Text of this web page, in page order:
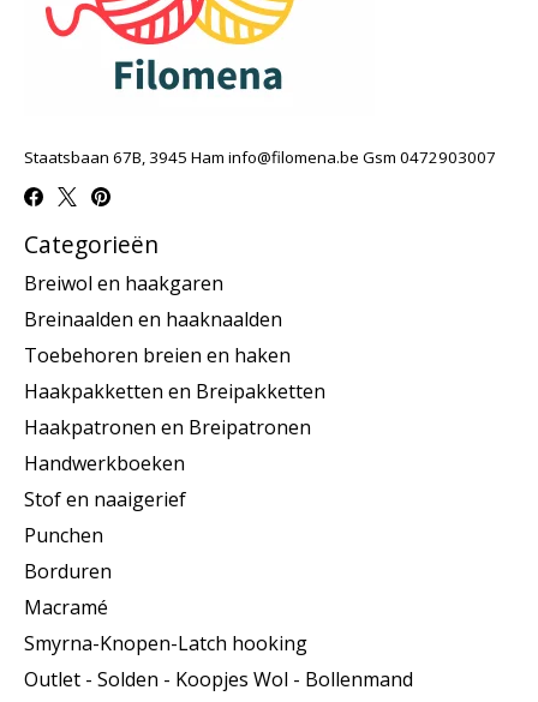
Staatsbaan 67B, 3945 Ham info@filomena.be Gsm 0472903007
Categorieën
Breiwol en haakgaren
Breinaalden en haaknaalden
Toebehoren breien en haken
Haakpakketten en Breipakketten
Haakpatronen en Breipatronen
Handwerkboeken
Stof en naaigerief
Punchen
Borduren
Macramé
Smyrna-Knopen-Latch hooking
Outlet - Solden - Koopjes Wol - Bollenmand